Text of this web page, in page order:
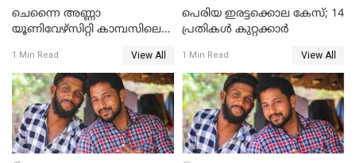
ചെന്നൈ അണ്ണാ
യൂണിവേഴ്‌സിറ്റി കാമ്പസിലെ
കമ്മീഷന്‍ ഇന്ന്
യൂണിവേഴ്‌സിറ്റിയിലെത്തും
1 Min Read View All
പെരിയ ഇരട്ടക്കൊല കേസ്; 14
പ്രതികള്‍ കുറ്റക്കാര്‍
1 Min Read View All